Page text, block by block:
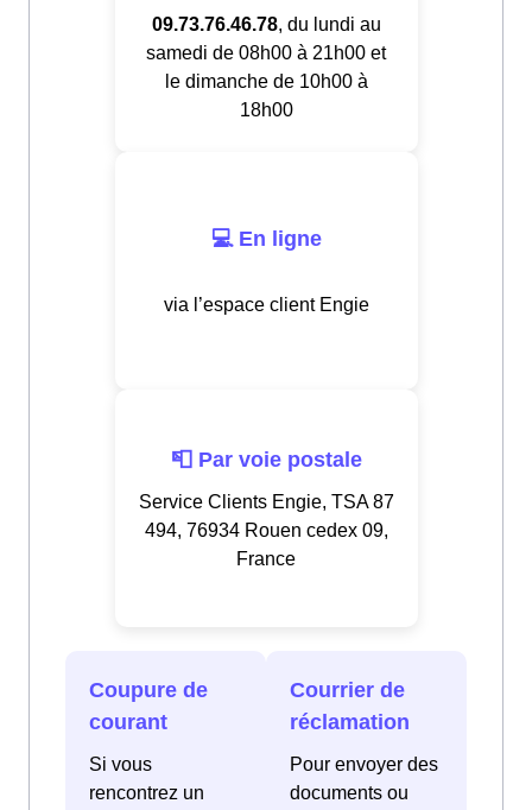
09.73.76.46.78, du lundi au
samedi de 08h00 à 21h00 et
le dimanche de 10h00 à
18h00
💻 En ligne
via l’espace client Engie
📮 Par voie postale
Service Clients Engie, TSA 87
494, 76934 Rouen cedex 09,
France
Coupure de
courant
Si vous
rencontrez un
Courrier de
réclamation
Pour envoyer des
documents ou